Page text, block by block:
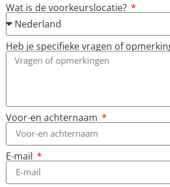
Wat is de voorkeurslocatie?
Heb je specifieke vragen of
Voor-en achternaam
E-mail